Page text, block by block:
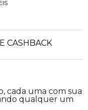
cada uma com sua
qualquer um
CASHBACK